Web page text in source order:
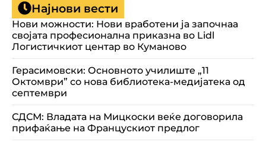
Најнови вести
Нови можности: Нови вработени ја започнаа
својата професионална приказна во Lidl
Логистичкиот центар во Куманово
Герасимовски: Основното училиште „11
Октомври” со нова библиотека-медијатека од
септември
СДСМ: Владата на Мицкоски веќе договорила
прифаќање на Францускиот предлог